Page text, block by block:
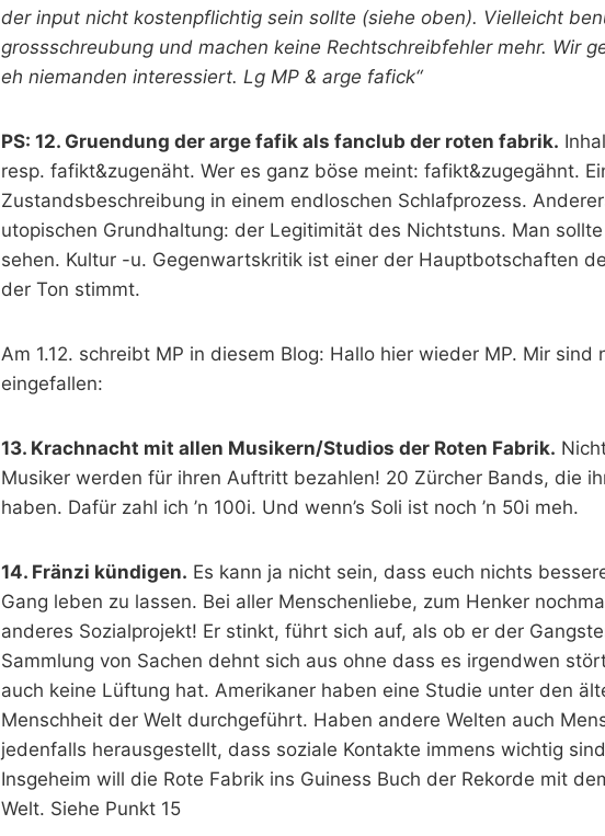
der input nicht kostenpflichtig sein sollte (siehe oben). Vielleicht
grossschreubung und machen keine Rechtschreibfehler mehr. Wir
eh niemanden interessiert. Lg MP & arge fafick“
PS: 12. Gruendung der arge fafik als fanclub der roten fabrik.
resp. fafikt&zugenäht. Wer es ganz böse meint: fafikt&zugegähnt.
Zustandsbeschreibung in einem endloschen Schlafprozess.
utopischen Grundhaltung: der Legitimität des Nichtstuns. Man
sehen. Kultur -u. Gegenwartskritik ist einer der Hauptbotschaften
der Ton stimmt.
Am 1.12. schreibt MP in diesem Blog: Hallo hier wieder MP. Mir sind
eingefallen:
13. Krachnacht mit allen Musikern/Studios der Roten Fabrik.
Musiker werden für ihren Auftritt bezahlen! 20 Zürcher Bands, die
haben. Dafür zahl ich ’n 100i. Und wenn’s Soli ist noch ’n 50i meh.
14. Fränzi kündigen. Es kann ja nicht sein, dass euch nichts
Gang leben zu lassen. Bei aller Menschenliebe, zum Henker
anderes Sozialprojekt! Er stinkt, führt sich auf, als ob er der
Sammlung von Sachen dehnt sich aus ohne dass es irgendwen
auch keine Lüftung hat. Amerikaner haben eine Studie unter den
Menschheit der Welt durchgeführt. Haben andere Welten auch
jedenfalls herausgestellt, dass soziale Kontakte immens wichtig
Insgeheim will die Rote Fabrik ins Guiness Buch der Rekorde mit
Welt. Siehe Punkt 15